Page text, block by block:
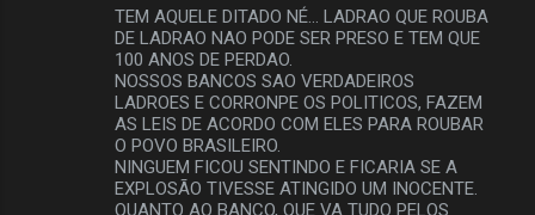
TEM AQUELE DITADO NÉ... LADRAO QUE ROUBA
DE LADRAO NAO PODE SER PRESO E TEM QUE
100 ANOS DE PERDAO.
NOSSOS BANCOS SAO VERDADEIROS
LADROES E CORRONPE OS POLITICOS, FAZEM
AS LEIS DE ACORDO COM ELES PARA ROUBAR
O POVO BRASILEIRO.
NINGUEM FICOU SENTINDO E FICARIA SE A
EXPLOSÃO TIVESSE ATINGIDO UM INOCENTE.
QUANTO AO BANCO, QUE VA TUDO PELOS